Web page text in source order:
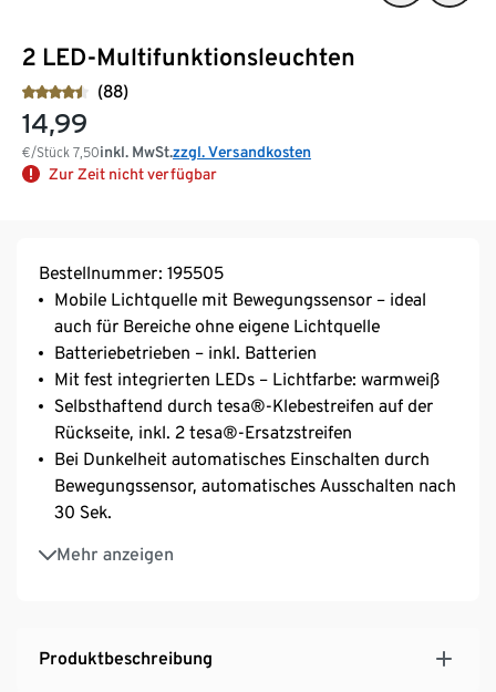
2 LED-Multifunktionsleuchten
(88)
14,99
€/Stück 7,50inkl. MwSt.zzgl. Versandkosten
Zur Zeit nicht verfügbar
Bestellnummer: 195505
Mobile Lichtquelle mit Bewegungssensor – ideal
auch für Bereiche ohne eigene Lichtquelle
Batteriebetrieben – inkl. Batterien
Mit fest integrierten LEDs – Lichtfarbe: warmweiß
Selbsthaftend durch tesa®-Klebestreifen auf der
Rückseite, inkl. 2 tesa®-Ersatzstreifen
Bei Dunkelheit automatisches Einschalten durch
Bewegungssensor, automatisches Ausschalten nach
30 Sek.
Mehr anzeigen
Mit Ein-/Ausschalter
Produktbeschreibung